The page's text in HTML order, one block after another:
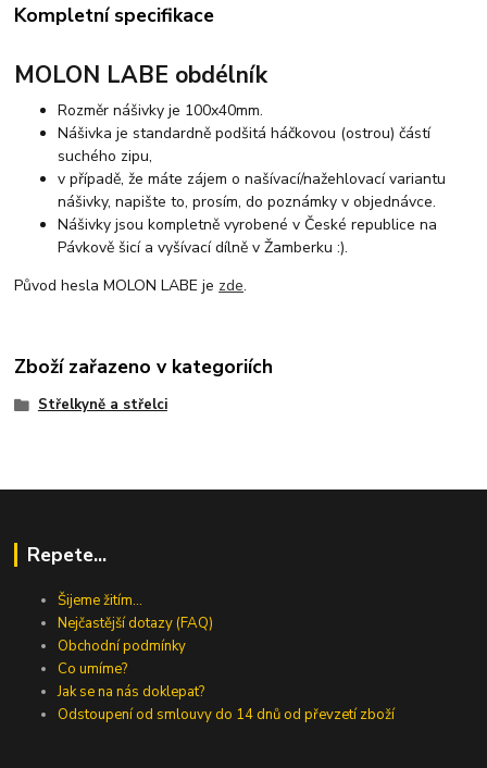
Kompletní specifikace
MOLON LABE obdélník
Rozměr nášivky je 100x40mm.
Nášivka je standardně podšitá háčkovou (ostrou) částí
suchého zipu,
v případě, že máte zájem o našívací/nažehlovací variantu
nášivky, napište to, prosím, do poznámky v objednávce.
Nášivky jsou kompletně vyrobené v České republice na
Pávkově šicí a vyšívací dílně v Žamberku :).
Původ hesla MOLON LABE je zde.
Zboží zařazeno v kategoriích
Střelkyně a střelci
Repete...
Šijeme žitím...
Nejčastější dotazy (FAQ)
Obchodní podmínky
Co umíme?
Jak se na nás doklepat?
Odstoupení od smlouvy do 14 dnů od převzetí zboží